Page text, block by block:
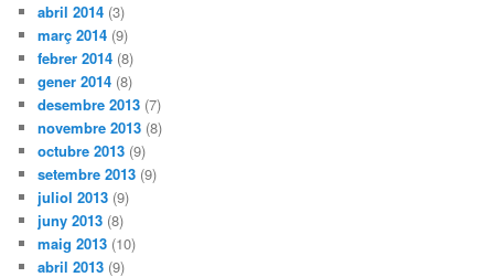
abril 2014 (3)
març 2014 (9)
febrer 2014 (8)
gener 2014 (8)
desembre 2013 (7)
novembre 2013 (8)
octubre 2013 (9)
setembre 2013 (9)
juliol 2013 (9)
juny 2013 (8)
maig 2013 (10)
abril 2013 (9)